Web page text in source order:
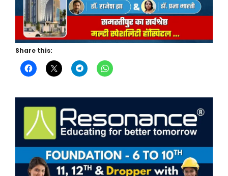
Share this: